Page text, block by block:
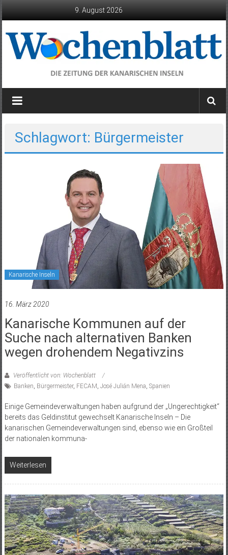
9. August 2026
Wochenblatt
die
Kanarischen
Inseln
Schlagwort: Bürgermeister
Kanarische Inseln
16. März 2020
Kanarische Kommunen auf der
Suche nach alternativen Banken
wegen drohendem Negativzins
Veröffentlicht von: Wochenblatt
Banken Bürgermeister, FECAM José Julián Mena Spanien
Einige Gemeindeverwaltungen haben aufgrund der „Ungerechtigkeit“
bereits das Geldinstitut gewechselt Kanarische Inseln – Die
kanarischen Gemeindeverwaltungen sind, ebenso wie ein Großteil
der nationalen kommuna-
Weiterlesen